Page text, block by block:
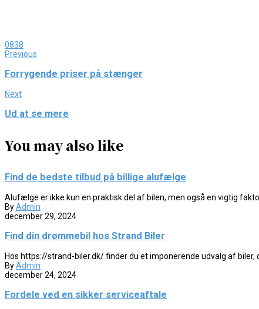
0838
Previous
Forrygende priser på stænger
Next
Ud at se mere
You may also like
Find de bedste tilbud på billige alufælge
Alufælge er ikke kun en praktisk del af bilen, men også en vigtig faktor
ByAdmin
december 29, 2024
Find din drømmebil hos Strand Biler
Hos https://strand-biler.dk/ finder du et imponerende udvalg af biler,
ByAdmin
december 24, 2024
Fordele ved en sikker serviceaftale